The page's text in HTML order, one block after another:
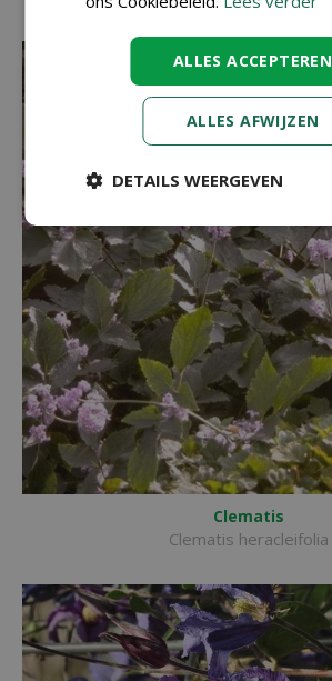
Clematis
Clematis heracleifolia
ALLES ACCEPTEREN
ALLES AFWIJZEN
DETAILS WEERGEVEN